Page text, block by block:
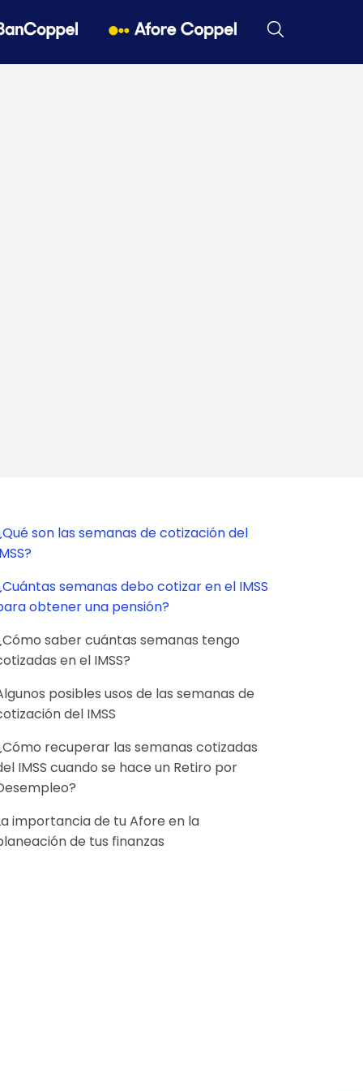
son las semanas de cotización del
semanas debo cotizar en el IMSS
obtener una pensión?
saber cuántas semanas tengo
en el IMSS?
posibles usos de las semanas de
del IMSS
recuperar las semanas cotizadas
IMSS cuando se hace un Retiro por
importancia de tu Afore en la
de tus finanzas